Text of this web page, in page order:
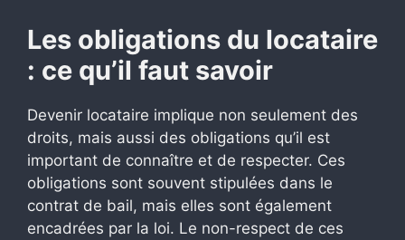
Les obligations du locataire
: ce qu’il faut savoir
Devenir locataire implique non seulement des
droits, mais aussi des obligations qu’il est
important de connaître et de respecter. Ces
obligations sont souvent stipulées dans le
contrat de bail, mais elles sont également
encadrées par la loi. Le non-respect de ces